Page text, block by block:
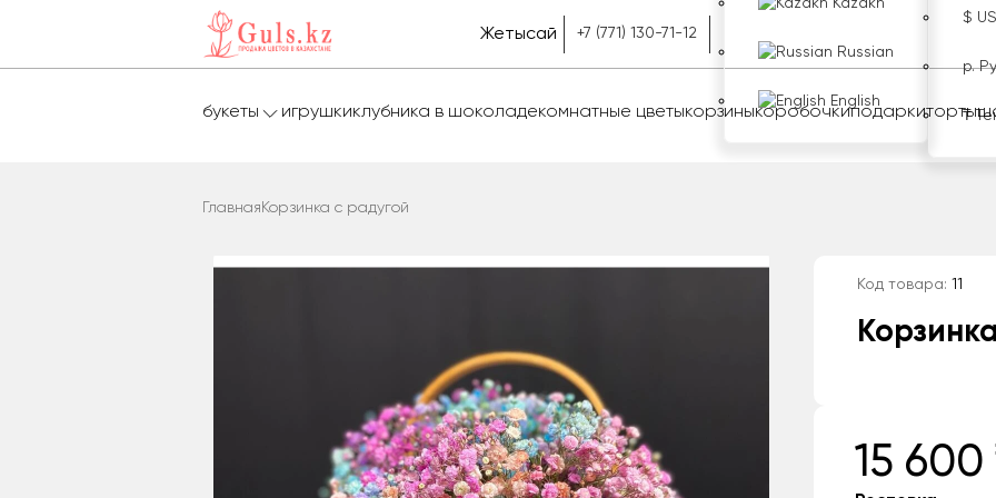
Жетысай +7 (771) 130-71-12
Kazakh
Russian
English
$
р.
₸
букеты игрушкиклубника в шоколадекомнатные цветыкорзиныкоробочкиподаркиторты
Главная Корзинка с радугой
Код товара: 11
15 600